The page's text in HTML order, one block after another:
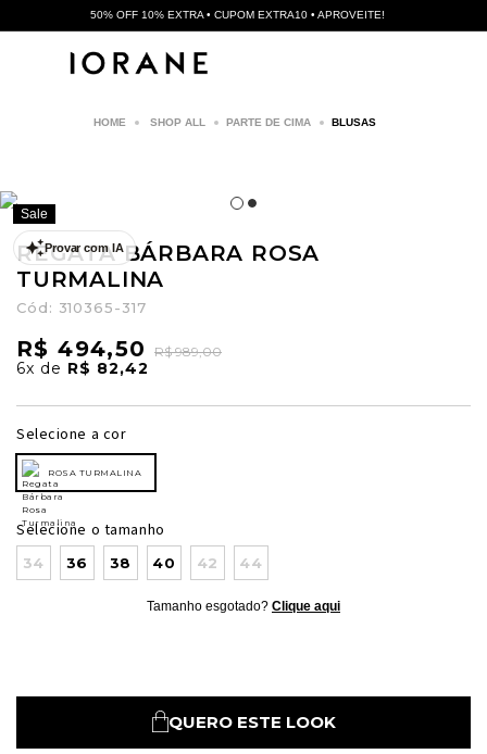
50% OFF 10% EXTRA • CUPOM EXTRA10 • APROVEITE!
SHOP ALL PARTE DE CIMA BLUSAS
Provar com IA
Sale
REGATA BÁRBARA ROSA
TURMALINA
Cód: 310365-317
R$ 494,50 R$ 989,00
6x de R$ 82,42
Selecione a cor
ROSA TURMALINA
Selecione o tamanho
34 36 38 40 42 44
Tamanho esgotado? Clique aqui
QUERO ESTE LOOK